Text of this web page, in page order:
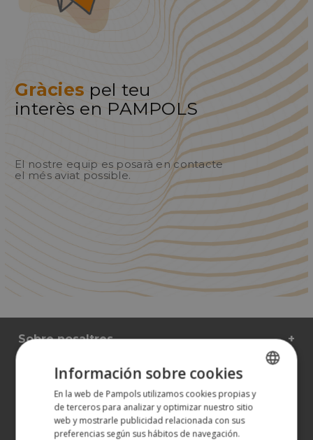
Gràcies pel teu
interès en PAMPOLS
El nostre equip es posarà en contacte
el més aviat possible.
Sobre nosaltres
Els nostres productes
Més informació
ATENCIÓ AL CLIENT
SPANISH
ENGLISH
Información sobre cookies
En la web de Pampols utilizamos cookies propias y
de terceros para analizar y optimizar nuestro sitio
web y mostrarle publicidad relacionada con sus
preferencias según sus hábitos de navegación.